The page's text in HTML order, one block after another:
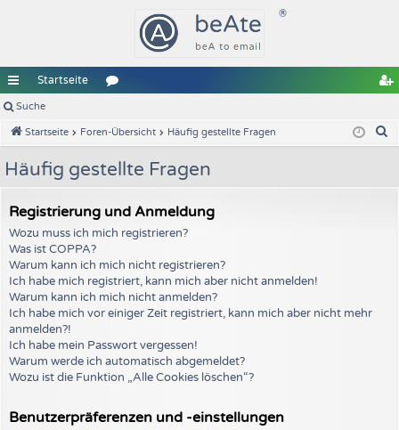
ch
ne
llz
u
gr
iff
Startseite
en gi
ri
Suche
Startseite Foren-Übersicht Häufig gestellte Fragen
h
Häufig gestellte Fragen
Registrierung und Anmeldung
Wozu muss ich mich registrieren?
Was ist COPPA?
Warum kann ich mich nicht registrieren?
Ich habe mich registriert, kann mich aber nicht anmelden!
Warum kann ich mich nicht anmelden?
Ich habe mich vor einiger Zeit registriert, kann mich aber nicht mehr
anmelden?!
Ich habe mein Passwort vergessen!
Warum werde ich automatisch abgemeldet?
Wozu ist die Funktion „Alle Cookies löschen“?
Benutzerpräferenzen und -einstellungen